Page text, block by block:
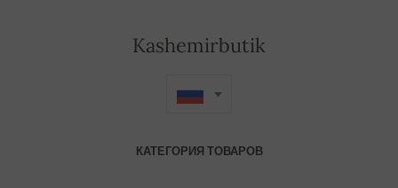
Kashemirbutik
КАТЕГОРИЯ ТОВАРОВ